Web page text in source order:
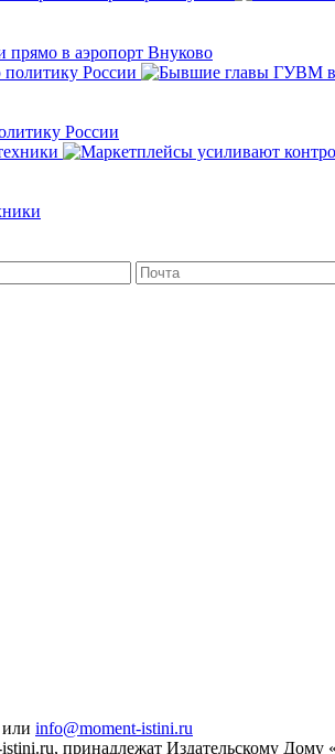
прямо в аэропорт Внуково
России
info@moment-istini.ru
принадлежат Издательскому